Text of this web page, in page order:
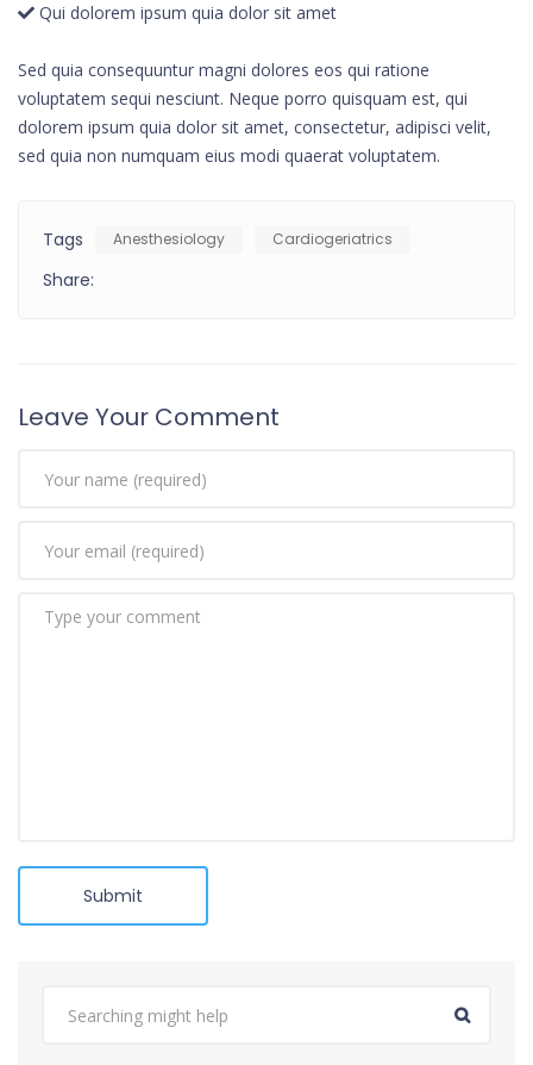
Qui dolorem ipsum quia dolor sit amet
Sed quia consequuntur magni dolores eos qui ratione
voluptatem sequi nesciunt. Neque porro quisquam est, qui
dolorem ipsum quia dolor sit amet, consectetur, adipisci velit,
sed quia non numquam eius modi quaerat voluptatem.
Tags Anesthesiology Cardiogeriatrics
Share:
Leave Your Comment
Submit